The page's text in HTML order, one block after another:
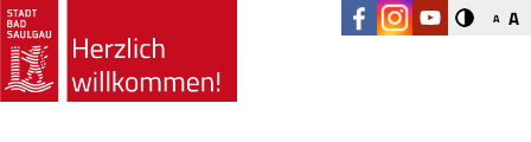
A A